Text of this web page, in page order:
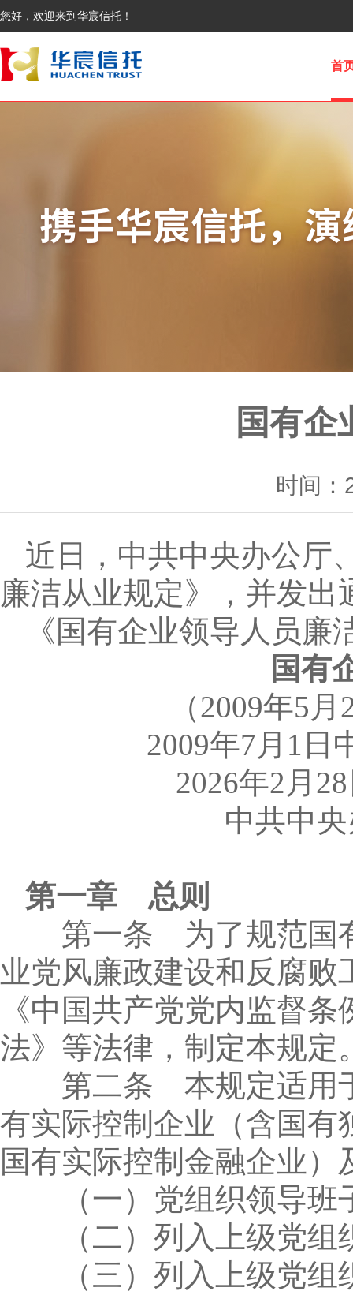
您好，欢迎来到华宸信托！
首
国有企
时间：
近日，中共中央办公厅
廉洁从业规定》，并发
《国有企业领导人员
国有
（2009年5
2009年7月1日
2026年2月
中共中
第一章 总则
第一条 为了规范国有
业党风廉政建设和反腐
《中国共产党党内监督
法》等法律，制定本规定
第二条 本规定适用于
有实际控制企业（含国有
国有实际控制金融企业
（一）党组织领导班
（二）列入上级党组
（三）列入上级党组